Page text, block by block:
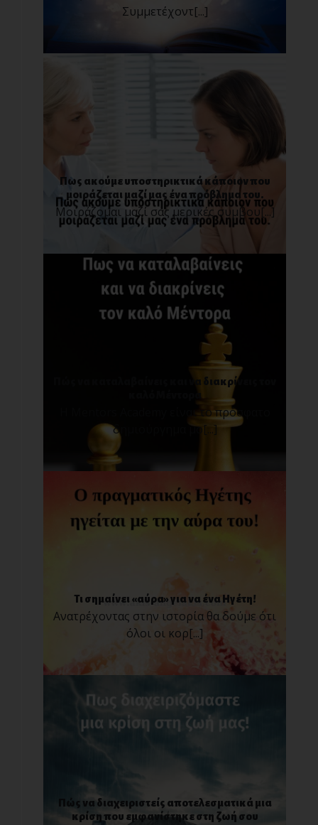
Συμμετέχοντ[...]
Πως ακούμε υποστηρικτικά κάποιον που
μοιράζεται μαζί μας ένα πρόβλημα του.
Μοιράζομαι μαζί σας μερικές συμβου[...]
Πώς να καταλαβαίνεις και να διακρίνεις τον
Η Mentors Academy είναι το πρόσφατο
δημιούργημα μο[...]
Τι σημαίνει «αύρα» για να ένα Ηγέτη!
Ανατρέχοντας στην ιστορία θα δούμε ότι
όλοι οι κορ[...]
Πώς να διαχειριστείς αποτελεσματικά μια
κρίση που εμφανίστηκε στη ζωή σου